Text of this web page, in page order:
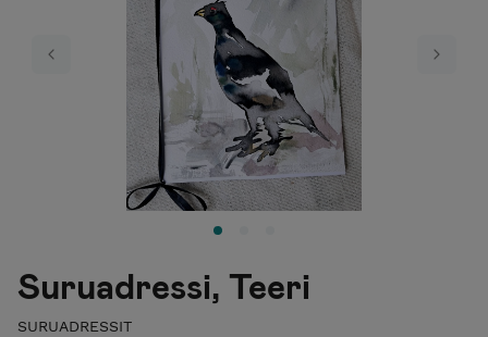
Previous Next
Suruadressi, Teeri
SURUADRESSIT